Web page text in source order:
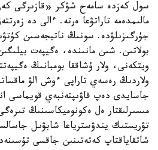
سول كەزدە سامەح شۋكر «قازىرگى
مالىمدەمە تاراتۋعا ەرتە. ءالى دە
جۇرگىزىلۋدە. سونىڭ ناتيجەسىن
بولاتىن. شىن مانىندە، ەگيپەت
ويتكەنى، ولار ۇشاققا بومبانىڭ
ولاردىڭ رەسەي تاراپى ءوش الۋ
جاسايدى دەپ قاۋىپتەنبەي
مىسىرلىقتار ەل ەكونوميكاسىنىڭ
تۋريستىك يندۋسترياعا شابۋىل
شاتقاياقتاپ كەتەتىنىن جاقسى